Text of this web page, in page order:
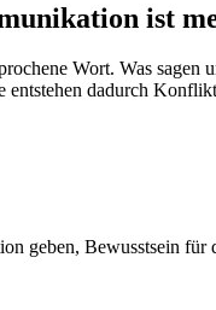
ist
Wort. Was sagen
entstehen dadurch
geben, Bewusstsein für